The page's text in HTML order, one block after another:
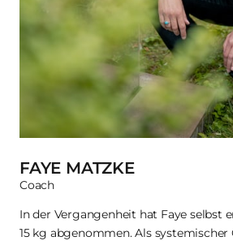
FAYE MATZKE
Coach
In der Vergangenheit hat Faye selbst
15 kg abgenommen. Als